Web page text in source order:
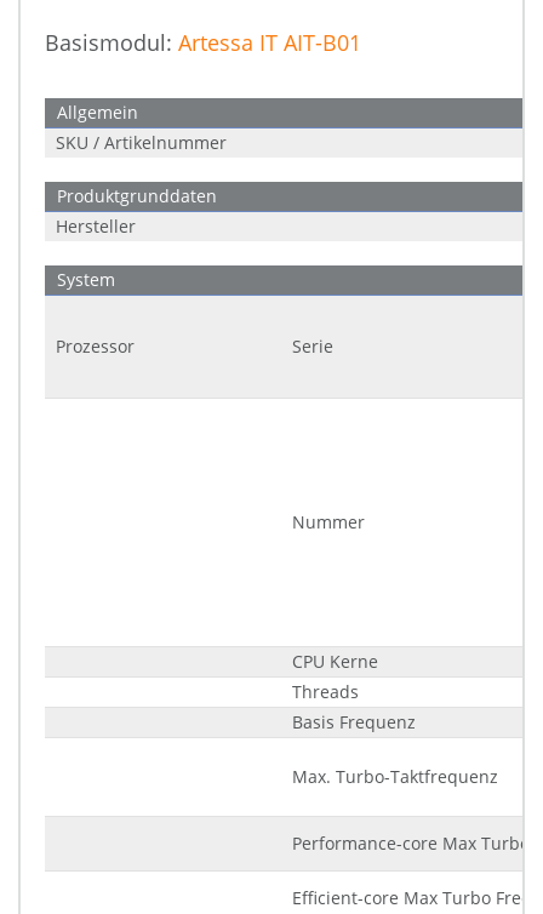
Basismodul: Artessa IT AIT-B01
Allgemein
SKU / Artikelnummer
Produktgrunddaten
Hersteller
System
Prozessor Serie
Nummer
CPU Kerne
Threads
Basis Frequenz
Max. Turbo-Taktfrequenz
Performance-core Max Turbo
Efficient-core Max Turbo